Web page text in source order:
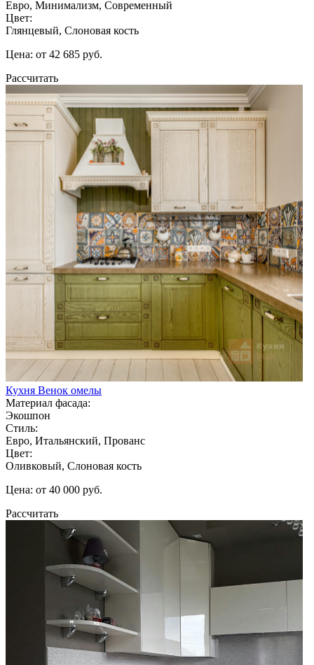
Евро, Минимализм, Современный
Цвет:
Глянцевый, Слоновая кость
Цена: от 42 685 руб.
Рассчитать
Кухня Венок омелы
Материал фасада:
Экошпон
Стиль:
Евро, Итальянский, Прованс
Цвет:
Оливковый, Слоновая кость
Цена: от 40 000 руб.
Рассчитать